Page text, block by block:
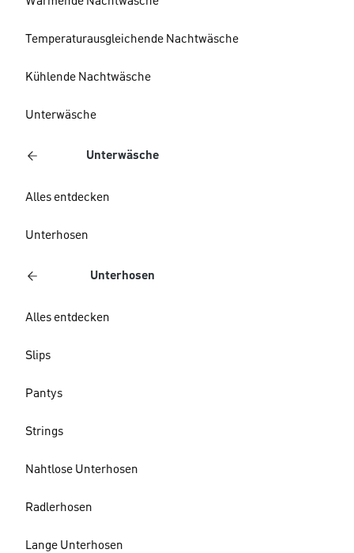
Temperaturausgleichende Nachtwäsche
Kühlende Nachtwäsche
Unterwäsche
Unterwäsche
Alles entdecken
Unterhosen
Unterhosen
Alles entdecken
Slips
Pantys
Strings
Nahtlose Unterhosen
Radlerhosen
Lange Unterhosen